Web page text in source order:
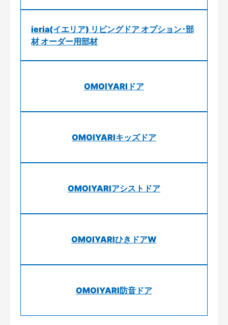
ieria(イエリア) リビングドア オプション･部
材 オーダー用部材
OMOIYARIドア
OMOIYARIキッズドア
OMOIYARIアシストドア
OMOIYARIひきドアW
OMOIYARI防音ドア